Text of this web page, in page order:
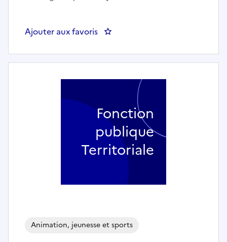
Ajouter aux favoris : Agent des Services
Animation, jeunesse et sports
Fonction
publique
Territoriale